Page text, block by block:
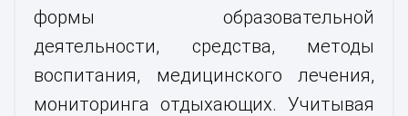
формы образовательной
деятельности, средства, методы
воспитания, медицинского лечения,
мониторинга отдыхающих. Учитывая